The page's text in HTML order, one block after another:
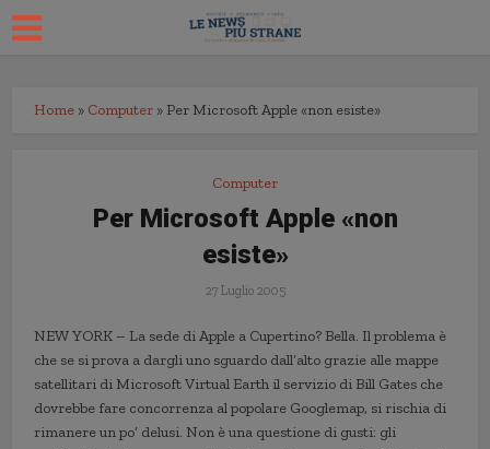
Home » Computer » Per Microsoft Apple «non esiste»
Computer
Per Microsoft Apple «non
esiste»
27 Luglio 2005
NEW YORK – La sede di Apple a Cupertino? Bella. Il problema è
che se si prova a dargli uno sguardo dall’alto grazie alle mappe
satellitari di Microsoft Virtual Earth il servizio di Bill Gates che
dovrebbe fare concorrenza al popolare Googlemap, si rischia di
rimanere un po’ delusi. Non è una questione di gusti: gli